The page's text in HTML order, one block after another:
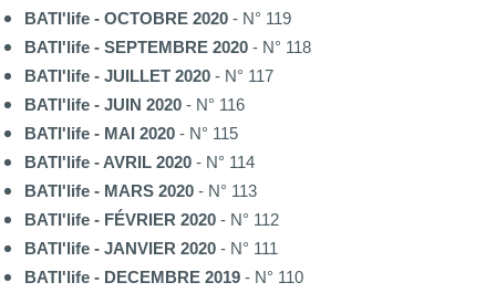
BATI'life - OCTOBRE 2020 - N° 119
BATI'life - SEPTEMBRE 2020 - N° 118
BATI'life - JUILLET 2020 - N° 117
BATI'life - JUIN 2020 - N° 116
BATI'life - MAI 2020 - N° 115
BATI'life - AVRIL 2020 - N° 114
BATI'life - MARS 2020 - N° 113
BATI'life - FÉVRIER 2020 - N° 112
BATI'life - JANVIER 2020 - N° 111
BATI'life - DECEMBRE 2019 - N° 110